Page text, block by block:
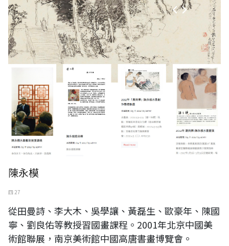
陳永模
四 27
從田曼詩、李大木、吳學讓、黃磊生、歐豪年、陳國
寧、劉良佑等教授習國畫課程。2001年北京中國美
術館聯展，南京美術館中國高唐書畫博覽會。